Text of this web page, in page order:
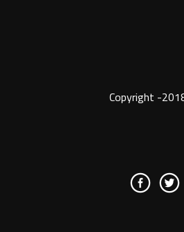
Copyright -